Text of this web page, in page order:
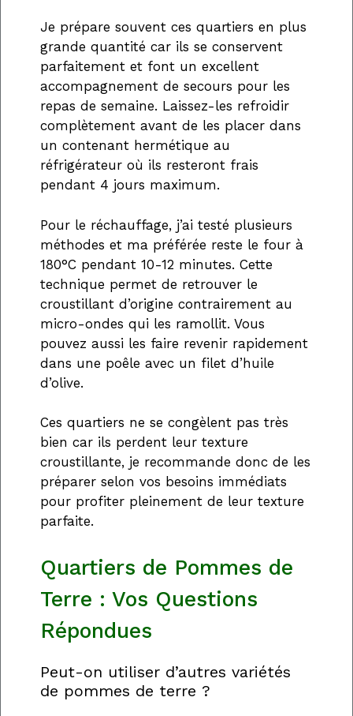
Je prépare souvent ces quartiers en plus
grande quantité car ils se conservent
parfaitement et font un excellent
accompagnement de secours pour les
repas de semaine. Laissez-les refroidir
complètement avant de les placer dans
un contenant hermétique au
réfrigérateur où ils resteront frais
pendant 4 jours maximum.
Pour le réchauffage, j’ai testé plusieurs
méthodes et ma préférée reste le four à
180°C pendant 10-12 minutes. Cette
technique permet de retrouver le
croustillant d’origine contrairement au
micro-ondes qui les ramollit. Vous
pouvez aussi les faire revenir rapidement
dans une poêle avec un filet d’huile
d’olive.
Ces quartiers ne se congèlent pas très
bien car ils perdent leur texture
croustillante, je recommande donc de les
préparer selon vos besoins immédiats
pour profiter pleinement de leur texture
parfaite.
Quartiers de Pommes de
Terre : Vos Questions
Répondues
Peut-on utiliser d’autres variétés
de pommes de terre ?